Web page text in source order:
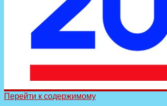
Перейти к содержимому